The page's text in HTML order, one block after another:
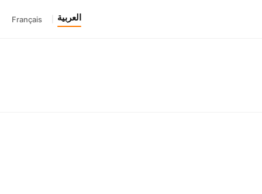
العربية Français